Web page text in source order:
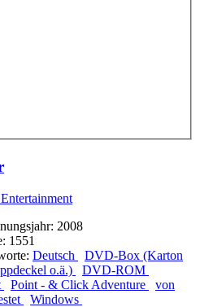
2008
1551
Deutsch
DVD-Box (Karton
o.ä.)
DVD-ROM
Point - & Click Adventure
von
Windows